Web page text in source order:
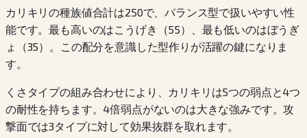
カリキリの種族値合計は250で、バランス型で扱いやすい性
能です。最も高いのはこうげき（55）、最も低いのはぼうぎ
ょ（35）。この配分を意識した型作りが活躍の鍵になりま
す。
くさタイプの組み合わせにより、カリキリは5つの弱点と4つ
の耐性を持ちます。4倍弱点がないのは大きな強みです。攻
撃面では3タイプに対して効果抜群を取れます。